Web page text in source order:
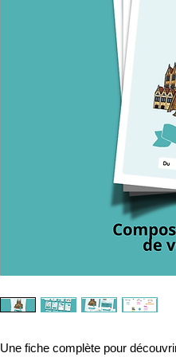
Une fiche complète pour